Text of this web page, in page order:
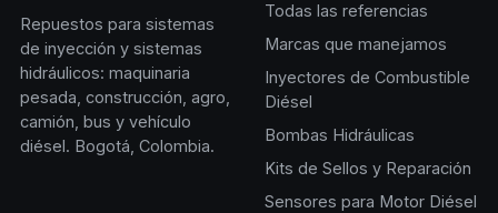
Repuestos para sistemas
de inyección y sistemas
hidráulicos: maquinaria
pesada, construcción, agro,
camión, bus y vehículo
diésel. Bogotá, Colombia.
Todas las referencias
Marcas que manejamos
Inyectores de Combustible
Diésel
Bombas Hidráulicas
Kits de Sellos y Reparación
Sensores para Motor Diésel